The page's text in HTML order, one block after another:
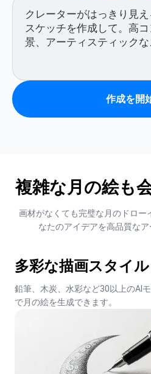
作成を開
複雑な月の絵も
画材がなくても完璧な月のドロー
なたのアイデアを高品質なア
多彩な描画スタイル
鉛筆、木炭、水彩など30以上のAI
で月の絵を生成できます。